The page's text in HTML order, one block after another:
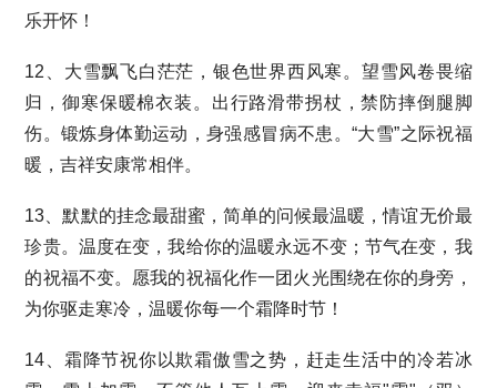
乐开怀！
12、大雪飘飞白茫茫，银色世界西风寒。望雪风卷畏缩
归，御寒保暖棉衣装。出行路滑带拐杖，禁防摔倒腿脚
伤。锻炼身体勤运动，身强感冒病不患。“大雪”之际祝福
暖，吉祥安康常相伴。
13、默默的挂念最甜蜜，简单的问候最温暖，情谊无价最
珍贵。温度在变，我给你的温暖永远不变；节气在变，我
的祝福不变。愿我的祝福化作一团火光围绕在你的身旁，
为你驱走寒冷，温暖你每一个霜降时节！
14、霜降节祝你以欺霜傲雪之势，赶走生活中的冷若冰